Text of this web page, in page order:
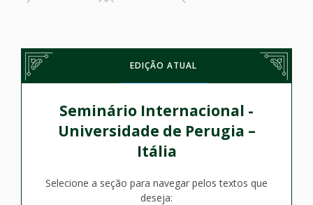
EDIÇÃO ATUAL
Seminário Internacional -
Universidade de Perugia –
Itália
Selecione a seção para navegar pelos textos que
deseja: